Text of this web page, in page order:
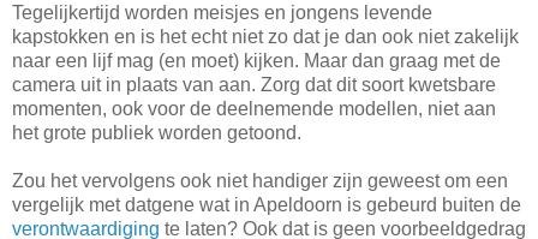
Tegelijkertijd worden meisjes en jongens levende
kapstokken en is het echt niet zo dat je dan ook niet zakelijk
naar een lijf mag (en moet) kijken. Maar dan graag met de
camera uit in plaats van aan. Zorg dat dit soort kwetsbare
momenten, ook voor de deelnemende modellen, niet aan
het grote publiek worden getoond.
Zou het vervolgens ook niet handiger zijn geweest om een
vergelijk met datgene wat in Apeldoorn is gebeurd buiten de
verontwaardiging te laten? Ook dat is geen voorbeeldgedrag